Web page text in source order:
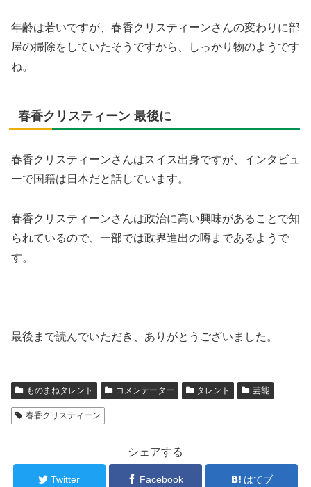
年齢は若いですが、春香クリスティーンさんの変わりに部
屋の掃除をしていたそうですから、しっかり物のようです
ね。
春香クリスティーン 最後に
春香クリスティーンさんはスイス出身ですが、インタビュ
ーで国籍は日本だと話しています。
春香クリスティーンさんは政治に高い興味があることで知
られているので、一部では政界進出の噂まであるようで
す。
最後まで読んでいただき、ありがとうございました。
ものまねタレント コメンテーター タレント 芸能
春香クリスティーン
シェアする
Twitter Facebook はてブ